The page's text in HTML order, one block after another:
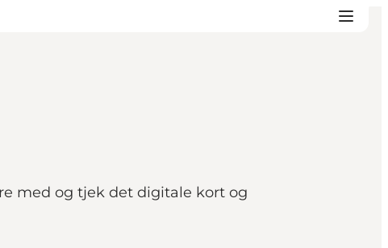
med og tjek det digitale kort og